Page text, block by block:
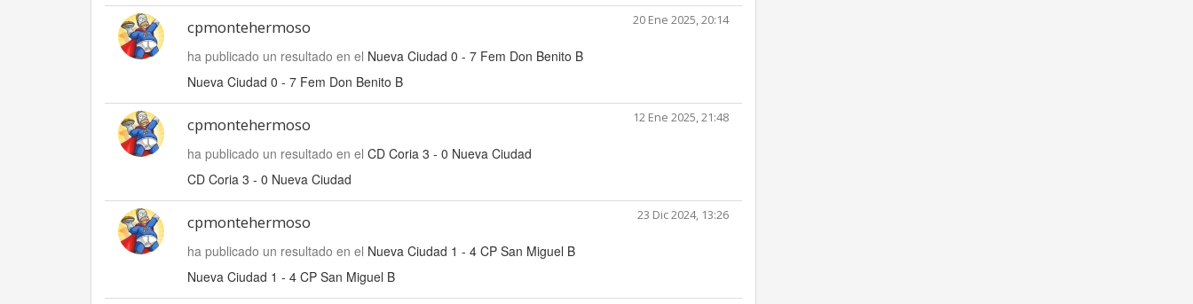
cpmontehermoso 20 Ene 2025, 20:14
ha publicado un resultado en el Nueva Ciudad 0 - 7 Fem Don Benito B
Nueva Ciudad 0 - 7 Fem Don Benito B
cpmontehermoso 12 Ene 2025, 21:48
ha publicado un resultado en el CD Coria 3 - 0 Nueva Ciudad
CD Coria 3 - 0 Nueva Ciudad
cpmontehermoso 23 Dic 2024, 13:26
ha publicado un resultado en el Nueva Ciudad 1 - 4 CP San Miguel B
Nueva Ciudad 1 - 4 CP San Miguel B